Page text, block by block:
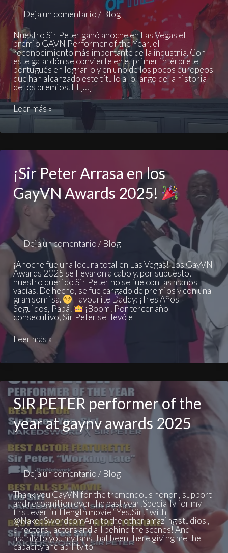
Deja un comentario/ Blog
Nuestro Sir Peter ganó anoche en Las Vegas el
premio GAVN Performer of the Year, el
reconocimiento más importante de la industria. Con
este galardón se convierte en el primer intérprete
portugués en lograrlo y en uno de los pocos europeos
que han alcanzado este título a lo largo de la historia
de los premios. El […]
SIR
PETER
EL
DEL
MUNDO!
Leer más »
¡Sir Peter Arrasa en los
GayVN Awards 2025!
Deja un comentario/ Blog
¡Anoche fue una locura total en Las Vegas! Los GayVN
Awards 2025 se llevaron a cabo y, por supuesto,
nuestro querido Sir Peter no se fue con las manos
vacías. De hecho, se fue cargado de premios y con una
gran sonrisa.
Favourite Daddy: ¡Tres Años
Seguidos, Papá!
¡Boom! Por tercer año
consecutivo, Sir Peter se llevó el
¡Sir
Peter
Arrasa
en
GayVN
Awards
2025!
Leer más »
SIR PETER performer of the
year at gaynv awards 2025
Deja un comentario/ Blog
Thank you GayVN for the tremendous honor , support
and recognition over the past year!Specially for my
first ever full length movie “Yes,Sir!” with
@NakedSwordcomAnd to the other amazing studios ,
directors , actors and all behind the scenes! And
mainly to you my fans that been there giving me the
capacity and ability to